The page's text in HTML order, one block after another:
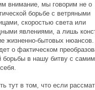
внимание, мы говорим не о
борьбе с ветряными
скоростью света или
явлениями, а лишь
жизненно-бытовых
о фактическом
борьбы в нашу битву с
тут в том, что если